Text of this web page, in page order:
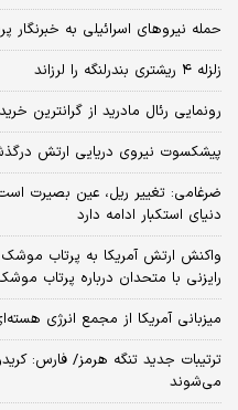
حمله نیروهای اسرائیلی به
زلزله ۴ ریشتری بندرلنگه را لرزاند
رونمایی رئال مادرید از گرانترین
پیشکسوت نیروی دریایی ارتش
ضرغامی: تغییر ریل، عین بصیرت
دنیای استکبار ادامه دارد
واکنش ارتش آمریکا به پرتاب
رایزنی با متحدان درباره پرتاب
میزبانی آمریکا از مجمع انرژی
ترتیبات جدید تنگه هرمز/ فارس:
می‌شوند